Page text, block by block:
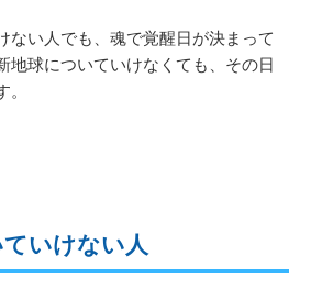
ない人でも、魂で覚醒日が決まって
地球についていけなくても、その日
いけない人